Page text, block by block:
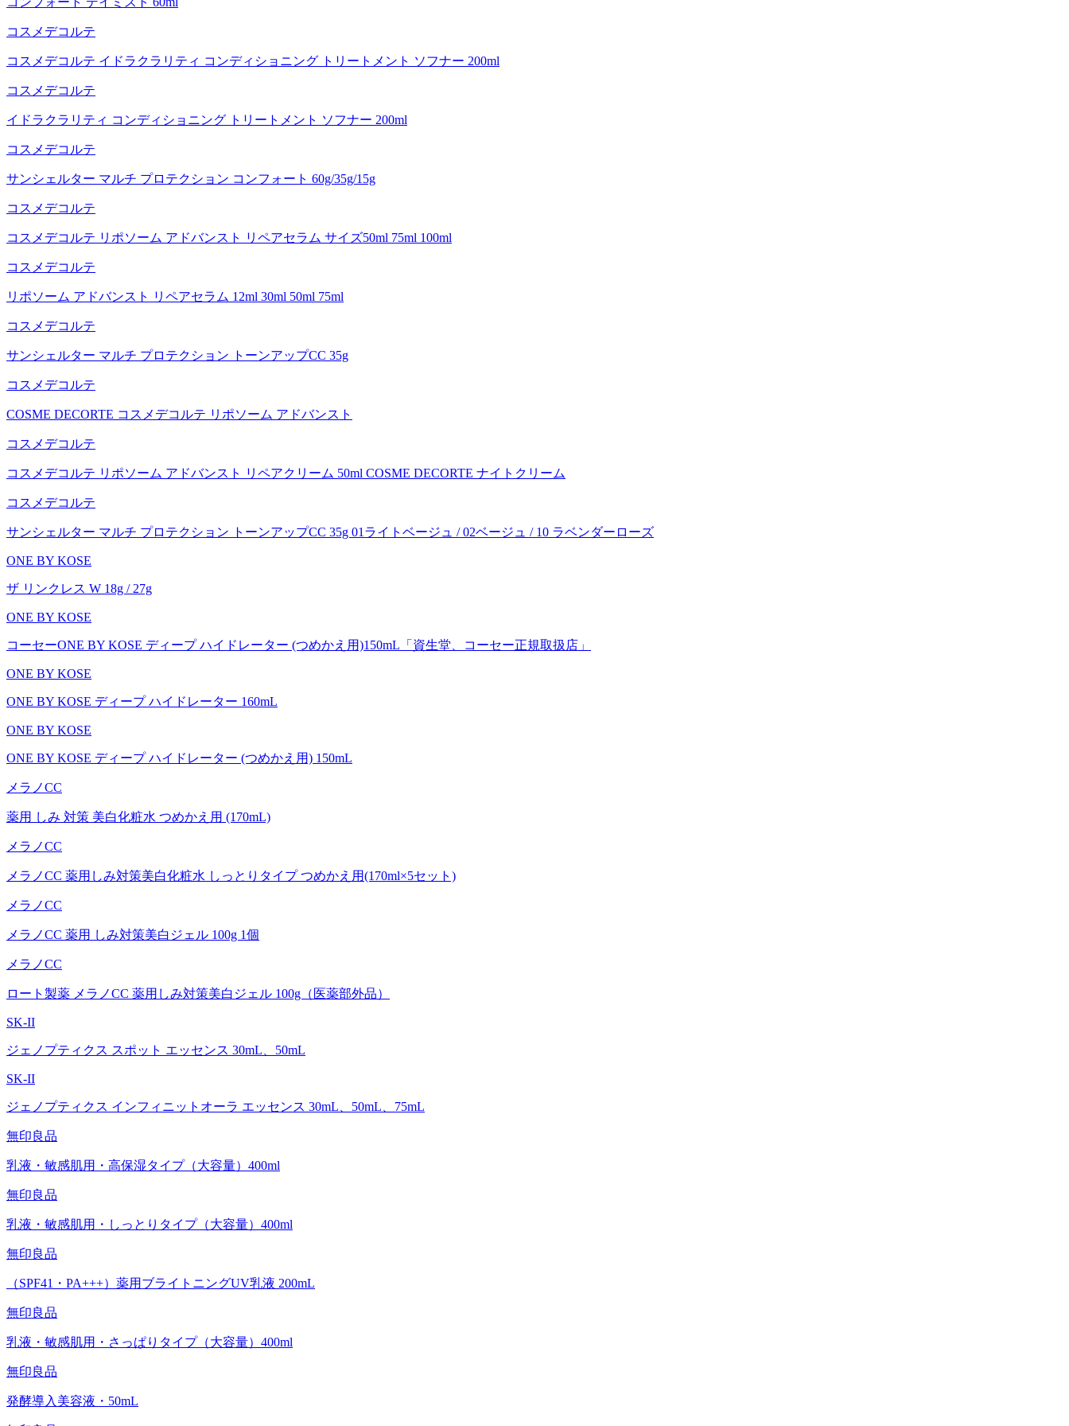
コスメデコルテ
コスメデコルテ イドラクラリティ コンディショニング トリートメント ソフナー 200ml
コスメデコルテ
イドラクラリティ コンディショニング トリートメント ソフナー 200ml
コスメデコルテ
サンシェルター マルチ プロテクション コンフォート 60g/35g/15g
コスメデコルテ
コスメデコルテ リポソーム アドバンスト リペアセラム サイズ50ml 75ml 100ml
コスメデコルテ
リポソーム アドバンスト リペアセラム 12ml 30ml 50ml 75ml
コスメデコルテ
サンシェルター マルチ プロテクション トーンアップCC 35g
コスメデコルテ
COSME DECORTE コスメデコルテ リポソーム アドバンスト
コスメデコルテ
コスメデコルテ リポソーム アドバンスト リペアクリーム 50ml COSME DECORTE ナイトクリーム
コスメデコルテ
サンシェルター マルチ プロテクション トーンアップCC 35g 01ライトベージュ / 02ベージュ / 10 ラベンダーローズ
ONE BY KOSE
ザ リンクレス W 18g / 27g
ONE BY KOSE
コーセーONE BY KOSE ディープ ハイドレーター (つめかえ用)150mL「資生堂、コーセー正規取扱店」
ONE BY KOSE
ONE BY KOSE ディープ ハイドレーター 160mL
ONE BY KOSE
ONE BY KOSE ディープ ハイドレーター (つめかえ用) 150mL
メラノCC
薬用 しみ 対策 美白化粧水 つめかえ用 (170mL)
メラノCC
メラノCC 薬用しみ対策美白化粧水 しっとりタイプ つめかえ用(170ml×5セット)
メラノCC
メラノCC 薬用 しみ対策美白ジェル 100g 1個
メラノCC
ロート製薬 メラノCC 薬用しみ対策美白ジェル 100g（医薬部外品）
SK-II
ジェノプティクス スポット エッセンス 30mL、50mL
SK-II
ジェノプティクス インフィニットオーラ エッセンス 30mL、50mL、75mL
無印良品
乳液・敏感肌用・高保湿タイプ（大容量）400ml
無印良品
乳液・敏感肌用・しっとりタイプ（大容量）400ml
無印良品
（SPF41・PA+++）薬用ブライトニングUV乳液 200mL
無印良品
乳液・敏感肌用・さっぱりタイプ（大容量）400ml
無印良品
発酵導入美容液・50mL